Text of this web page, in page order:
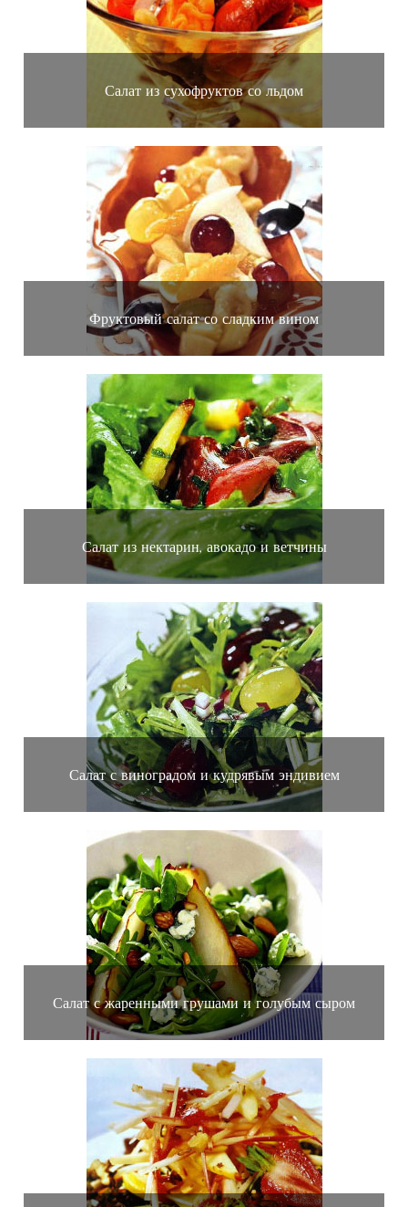
Салат из сухофруктов со льдом
Фруктовый салат со сладким вином
Салат из нектарин, авокадо и ветчины
Салат с виноградом и кудрявым эндивием
Салат с жаренными грушами и голубым сыром